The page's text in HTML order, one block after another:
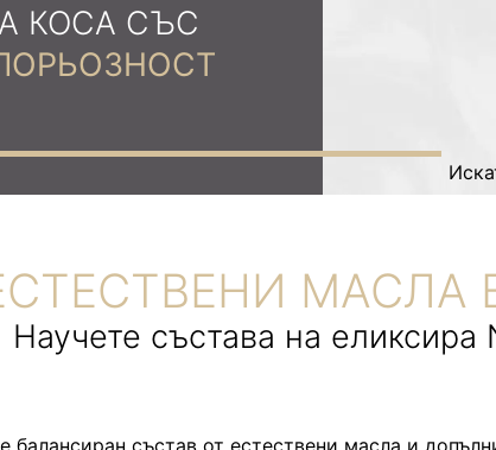
КОСА СЪС
МАСЛА
Научете състава на еликсира
балансиран състав от естествени масла и